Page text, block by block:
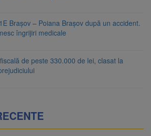
Brașov – Poiana Brașov după un accident.
îngrijiri medicale
de peste 330.000 de lei, clasat la